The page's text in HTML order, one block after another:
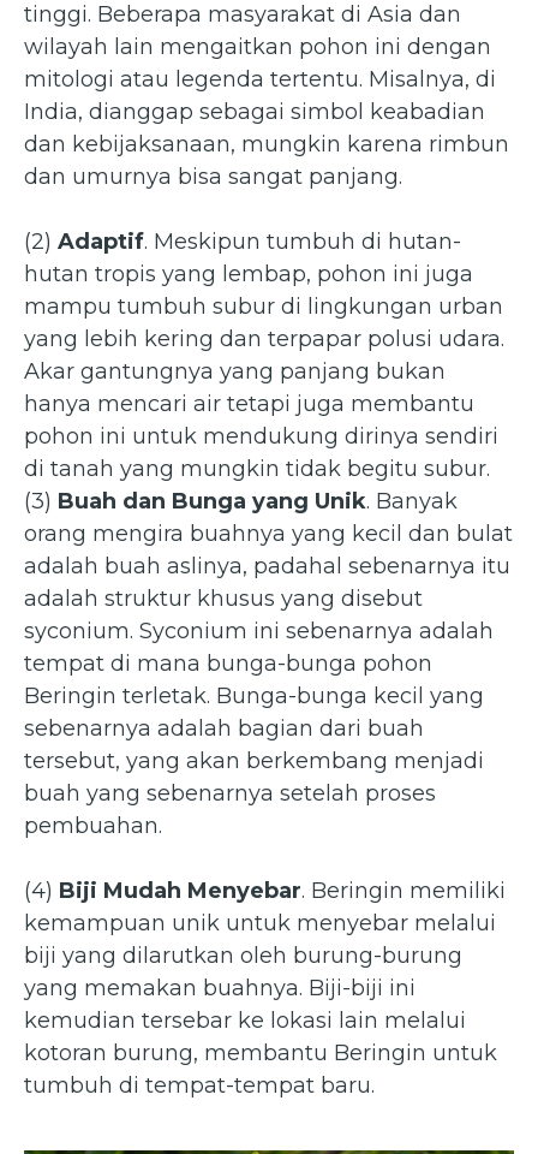
tinggi. Beberapa masyarakat di Asia dan
wilayah lain mengaitkan pohon ini dengan
mitologi atau legenda tertentu. Misalnya, di
India, dianggap sebagai simbol keabadian
dan kebijaksanaan, mungkin karena rimbun
dan umurnya bisa sangat panjang.
(2) Adaptif. Meskipun tumbuh di hutan-
hutan tropis yang lembap, pohon ini juga
mampu tumbuh subur di lingkungan urban
yang lebih kering dan terpapar polusi udara.
Akar gantungnya yang panjang bukan
hanya mencari air tetapi juga membantu
pohon ini untuk mendukung dirinya sendiri
di tanah yang mungkin tidak begitu subur.
(3) Buah dan Bunga yang Unik. Banyak
orang mengira buahnya yang kecil dan bulat
adalah buah aslinya, padahal sebenarnya itu
adalah struktur khusus yang disebut
syconium. Syconium ini sebenarnya adalah
tempat di mana bunga-bunga pohon
Beringin terletak. Bunga-bunga kecil yang
sebenarnya adalah bagian dari buah
tersebut, yang akan berkembang menjadi
buah yang sebenarnya setelah proses
pembuahan.
(4) Biji Mudah Menyebar. Beringin memiliki
kemampuan unik untuk menyebar melalui
biji yang dilarutkan oleh burung-burung
yang memakan buahnya. Biji-biji ini
kemudian tersebar ke lokasi lain melalui
kotoran burung, membantu Beringin untuk
tumbuh di tempat-tempat baru.